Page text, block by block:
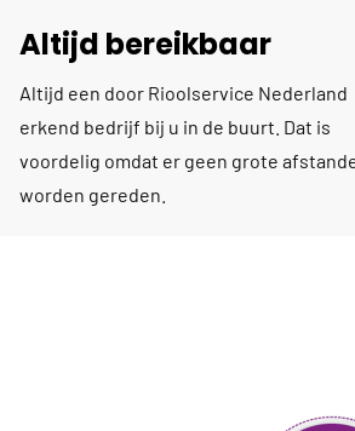
Altijd bereikbaar
Altijd een door Rioolservice Nederland
erkend bedrijf bij u in de buurt. Dat is
voordelig omdat er geen grote
worden gereden.